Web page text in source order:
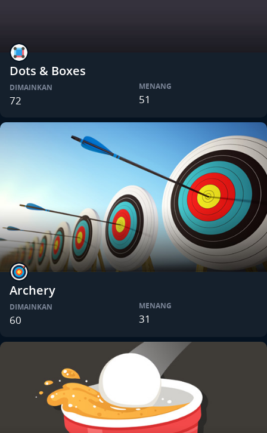
Dots & Boxes
DIMAINKAN
72
MENANG
51
Archery
DIMAINKAN
60
MENANG
31